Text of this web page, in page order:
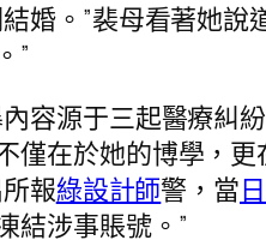
婚。”裴母看著她
”
容源于三起醫療糾
在於她的博學，
報綠設計師警，當
結涉事賬號。”